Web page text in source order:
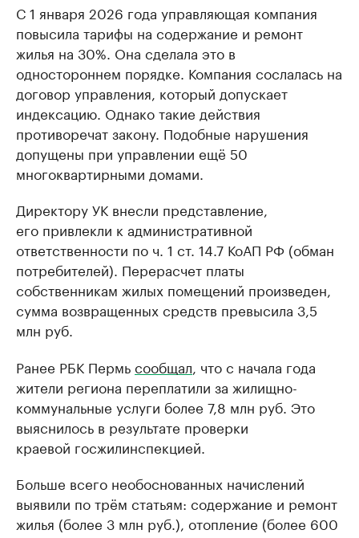
С 1 января 2026 года управляющая компания
повысила тарифы на содержание и ремонт
жилья на 30%. Она сделала это в
одностороннем порядке. Компания сослалась на
договор управления, который допускает
индексацию. Однако такие действия
противоречат закону. Подобные нарушения
допущены при управлении ещё 50
многоквартирными домами.
Директору УК внесли представление,
его привлекли к административной
ответственности по ч. 1 ст. 14.7 КоАП РФ (обман
потребителей). Перерасчет платы
собственникам жилых помещений произведен,
сумма возвращенных средств превысила 3,5
млн руб.
Ранее РБК Пермьсообщал , что с начала года
жители региона переплатили за жилищно-
коммунальные услуги более 7,8 млн руб. Это
выяснилось в результате проверки
краевой госжилинспекцией.
Больше всего необоснованных начислений
выявили по трём статьям: содержание и ремонт
жилья (более 3 млн руб.), отопление (более 600